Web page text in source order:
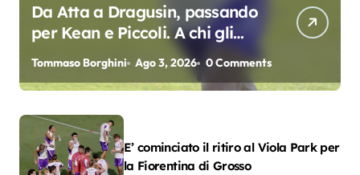
Da Atta a Dragusin, passando
per Kean e Piccoli. A chi gli
oscar del precampionato?
Tommaso Borghini Ago 3, 2026 0 Comments
E’ cominciato il ritiro al Viola Park per
la Fiorentina di Grosso